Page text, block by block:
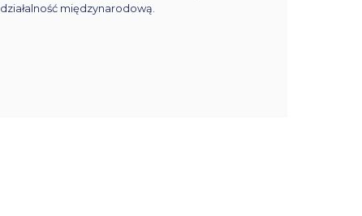
działalność międzynarodową.